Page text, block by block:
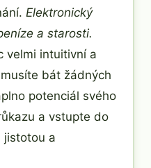
Elektronický
a starosti.
velmi intuitivní a
bát žádných
potenciál svého
a vstupte do
jistotou a